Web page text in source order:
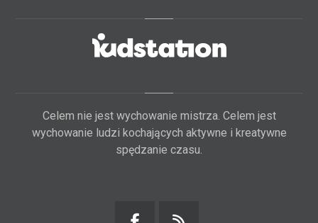
Celem nie jest wychowanie mistrza. Celem jest
wychowanie ludzi kochających aktywne i kreatywne
spędzanie czasu.